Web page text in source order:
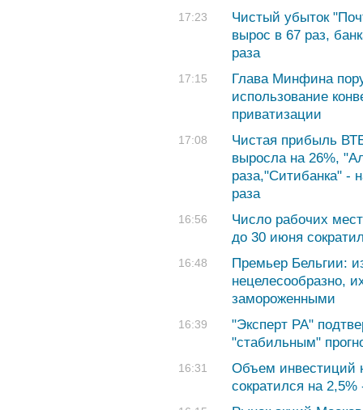
17:23
Чистый убыток
вырос в 67 раз,
раза
17:15
Глава Минфина
использование
приватизации
17:08
Чистая прибыль
выросла на 26%,
раза,"Ситибанка" -
раза
16:56
Число рабочих
до 30 июня
16:48
Премьер Бельгии:
нецелесообразно,
замороженными
16:39
"Эксперт РА"
"стабильным"
16:31
Объем инвестиций
сократился на